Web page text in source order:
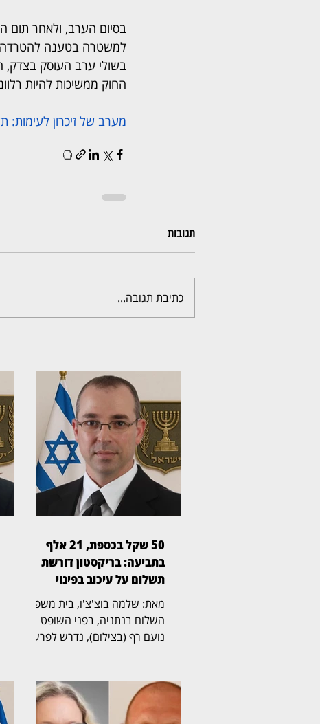
בסיום הערב, ולאחר תום
למשטרה בטענה להטרדה
בשולי ערב העוסק בצדק,
החוק ממשיכות להיות
מערב של זיכרון לעימות:
תגובות
כתיבת תגובה...
50 שקל בכספת, 21 אלף
בתביעה: בריקסטון דורשת
תשלום על עיכוב בפינוי
מאת: שלמה בוצ'צ'ו, בית משפט
השלום בנתניה, בפני השופט
נועם רף (בצילום), נדרש לפרשה
שטר בודד של 50 שקל,
והתגלגלה לשני הליכים משפטיים
נפרדים. בריקסטון כספות פעלה